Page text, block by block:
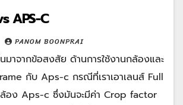
APS-C
PANOM BOONPRAI
มาจากข้อสงสัย ด้านการใช้งานกล้องและ
กับ Aps-c กรณีที่เราเอาเลนส์ Full
อง Aps-c ซึ่งมันจะมีค่า Crop factor